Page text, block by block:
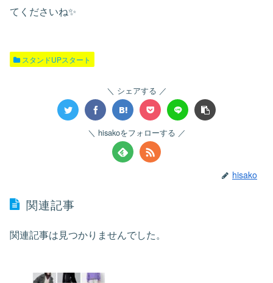
てくださいね✨
スタンドUPスタート
シェアする
hisakoをフォローする
hisako
関連記事
関連記事は見つかりませんでした。